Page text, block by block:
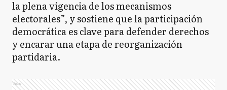
la plena vigencia de los mecanismos
electorales”, y sostiene que la participación
democrática es clave para defender derechos
y encarar una etapa de reorganización
partidaria.
Ads